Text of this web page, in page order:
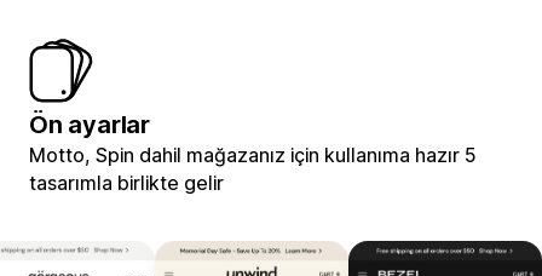
Ön ayarlar
Motto, Spin dahil mağazanız için kullanıma hazır 5
tasarımla birlikte gelir